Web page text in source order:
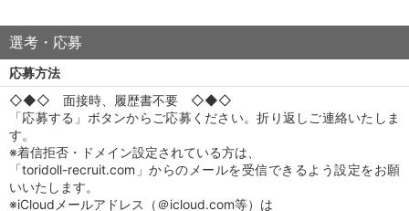
選考・応募
応募方法
◇◆◇ 面接時、履歴書不要 ◇◆◇
「応募する」ボタンからご応募ください。折り返しご連絡いたしま
す。
※着信拒否・ドメイン設定されている方は、
「toridoll-recruit.com」からのメールを受信できるよう設定をお願
いいたします。
※iCloudメールアドレス（＠icloud.com等）は